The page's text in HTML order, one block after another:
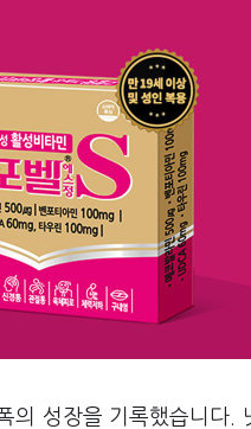
의 성장을 기록했습니다.